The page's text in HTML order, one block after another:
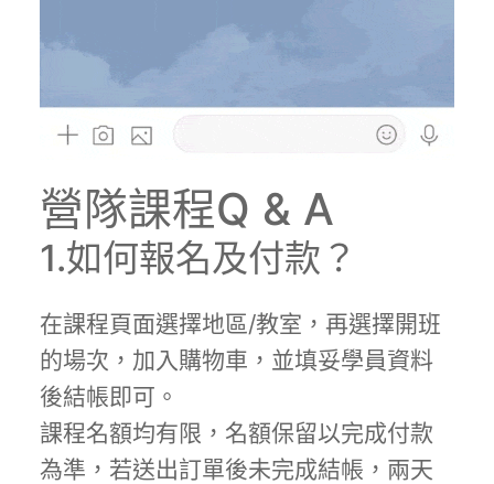
營隊課程Q & A
1.如何報名及付款？
在課程頁面選擇地區/教室，再選擇開班
的場次，加入購物車，並填妥學員資料
後結帳即可。
課程名額均有限，名額保留以完成付款
為準，若送出訂單後未完成結帳，兩天